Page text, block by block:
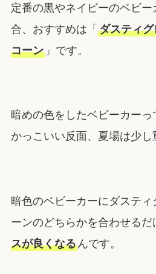
定番の黒やネイビーのベビ
合、おすすめは「 ダスティグ
コーン」です。
暗めの色をしたベビーカー
かっこいい反面、夏場は少し
暗色のベビーカーにダスティ
ーンのどちらかを合わせるだ
スが良くなるんです。